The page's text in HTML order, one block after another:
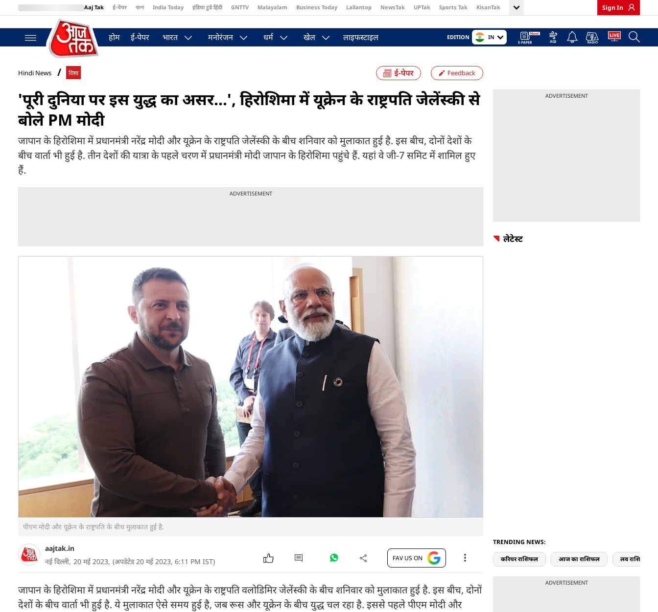
Aaj Tak ई-पेपर বাংলা India Today इंडिया टुडे हिंदी GNTTV Malayalam Business Today Lallantop NewsTak UPTak Sports Tak KisanTak
BT Bazaar
Sign In
होम ई-पेपर भारत मनोरंजन धर्म खेल लाइफस्टाइल EDITION IN
Hindi News विश्व Feedback
'पूरी दुनिया पर इस युद्ध का असर...', हिरोशिमा में यूक्रेन के राष्ट्रपति जेलेंस्की से
बोले PM मोदी
जापान के हिरोशिमा में प्रधानमंत्री नरेंद्र मोदी और यूक्रेन के राष्ट्रपति जेलेंस्की के बीच शनिवार को मुलाकात हुई है. इस बीच, दोनों देशों के
बीच वार्ता भी हुई है. तीन देशों की यात्रा के पहले चरण में प्रधानमंत्री मोदी जापान के हिरोशिमा पहुंचे हैं. यहां वे जी-7 समिट में शामिल हुए
हैं.
ADVERTISEMENT
पीएम मोदी और यूक्रेन के राष्ट्रपति के बीच मुलाकात हुई है.
aajtak.in
नई दिल्ली, 20 मई 2023, (अपडेटेड 20 मई 2023, 6:11 PM IST) FAV US ON
जापान के हिरोशिमा में प्रधानमंत्री नरेंद्र मोदी और यूक्रेन के राष्ट्रपति वलोडिमिर जेलेंस्की के बीच शनिवार को मुलाकात हुई है. इस बीच, दोनों
देशों के बीच वार्ता भी हुई है. ये मुलाकात ऐसे समय हुई है, जब रूस और यूक्रेन के बीच युद्ध चल रहा है. इससे पहले पीएम मोदी और
ADVERTISEMENT
लेटेस्ट
TRENDING NEWS:
करियर राशिफल आज का राशिफल लव राशिफल
ADVERTISEMENT